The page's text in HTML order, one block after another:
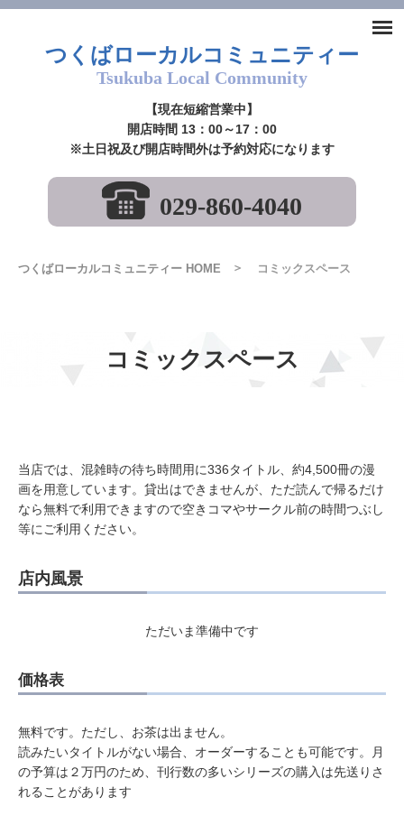
つくばローカルコミュニティー
Tsukuba Local Community
【現在短縮営業中】
開店時間 13：00～17：00
※土日祝及び開店時間外は予約対応になります
029-860-4040
つくばローカルコミュニティー HOME コミックスペース
コミックスペース
当店では、混雑時の待ち時間用に336タイトル、約4,500冊の漫
画を用意しています。貸出はできませんが、ただ読んで帰るだけ
なら無料で利用できますので空きコマやサークル前の時間つぶし
等にご利用ください。
店内風景
ただいま準備中です
価格表
無料です。ただし、お茶は出ません。
読みたいタイトルがない場合、オーダーすることも可能です。月
の予算は２万円のため、刊行数の多いシリーズの購入は先送りさ
れることがあります